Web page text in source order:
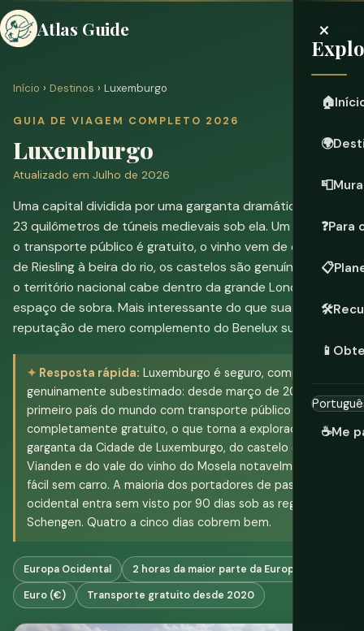
Atlas Guide ×
🏠
🌍
📮
❓Para
📋
🛠️
📱
☕Me
Início › Destinos › Luxemburgo
GUIA DE VIAGEM COMPLETO 2026
Luxemburgo
Atualizado em Julho de 2026
Uma capital dividida por uma garganta dramática, com
23 quilômetros de túneis medievais sob ela. Um país onde
o transporte público é gratuito, o vinho vem de encostas
de Riesling à beira do rio, os castelos são genuínos e todo
o território nacional cabe dentro da grande Londres com
espaço de sobra. Mais interessante do que sua
reputação de mero complemento do Benelux sugere.
Resposta rápida: Luxemburgo é seguro, compacto e
genuinamente subestimado: desde março de 2020, é o
primeiro país do mundo com transporte público
completamente gratuito, o que torna a exploração da
garganta da Cidade de Luxemburgo, do castelo de
Vianden e do vale do vinho do Mosela notavelmente
fácil sem carro. A maioria dos portadores de passaporte
ocidental entra sem visto por 90 dias sob as regras de
Schengen. Quatro a cinco dias cobrem bem.
Europa Ocidental
2 horas da maior parte da Europa
Euro (€)
Transporte gratuito desde 2020